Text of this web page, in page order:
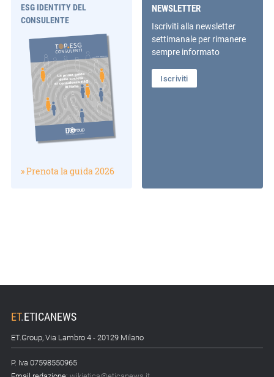
ESG IDENTITY DEL
CONSULENTE
» Prenota la guida 2026
NEWSLETTER
Iscriviti alla newsletter
settimanale per rimanere
sempre informato
Iscriviti
ET.ETICANEWS
ET.Group, Via Lambro 4 - 20129 Milano
P. Iva 07598550965